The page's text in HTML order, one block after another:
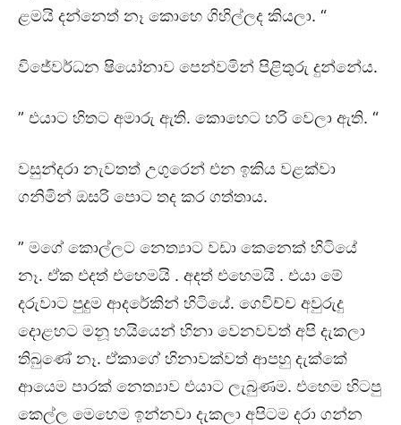
ළමයි දන්නෙත් නෑ කොහෙ ගිහිල්ලද කියලා. “
විජේවර්ධන ෂියෝනාව පෙන්වමින් පිළිතුරු දුන්නේය.
” එයාට හිතට අමාරු ඇති. කොහෙට හරි වෙලා ඇති. “
වසුන්දරා නැවතත් උගුරෙන් එන ඉකිය වළක්වා
ගනිමින් ඔසරි පොට තද කර ගත්තාය.
” මගේ කොල්ලට නෙත්‍යාට වඩා කෙනෙක් හිටියේ
නෑ. ඒක එදත් එහෙමයි . අදත් එහෙමයි . එයා මේ
දරුවාට පුදුම ආදරේකින් හිටියේ. ගෙවිච්ච අවුරුදු
දොළහට මනූ හයියෙන් හිනා වෙනවවත් අපි දැකලා
තිබුණේ නෑ. ඒකාගේ හිනාවක්වත් ආපහු දැක්කේ
ආයෙම පාරක් නෙත්‍යාව එයාට ලැබුණම. එහෙම හිටපු
කෙල්ල මෙහෙම ඉන්නවා දැකලා අපිටම දරා ගන්න